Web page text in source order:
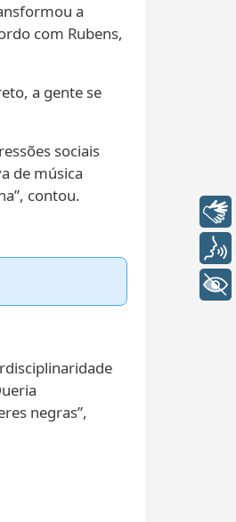
a
com Rubens,
a gente se
sociais
de música
contou.
negras”,